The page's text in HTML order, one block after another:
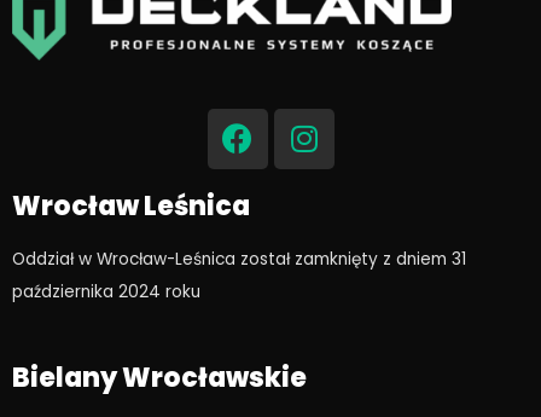
F
a
c
e
b
o
o
I
n
s
g
r
Wrocław Leśnica
Oddział w Wrocław-Leśnica został zamknięty z dniem 31
października 2024 roku​
Bielany Wrocławskie